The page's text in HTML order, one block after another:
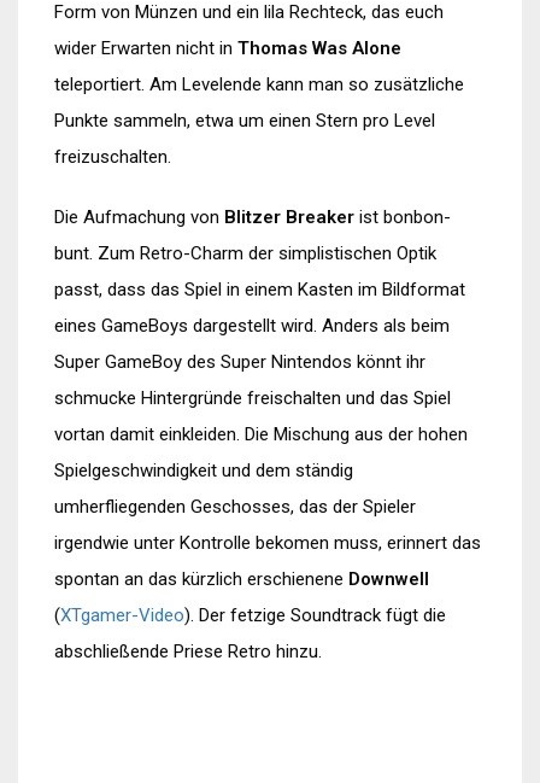
Form von Münzen und ein lila Rechteck, das euch
wider Erwarten nicht in Thomas Was Alone
teleportiert. Am Levelende kann man so zusätzliche
Punkte sammeln, etwa um einen Stern pro Level
freizuschalten.
Die Aufmachung von Blitzer Breaker ist bonbon-
bunt. Zum Retro-Charm der simplistischen Optik
passt, dass das Spiel in einem Kasten im Bildformat
eines GameBoys dargestellt wird. Anders als beim
Super GameBoy des Super Nintendos könnt ihr
schmucke Hintergründe freischalten und das Spiel
vortan damit einkleiden. Die Mischung aus der hohen
Spielgeschwindigkeit und dem ständig
umherfliegenden Geschosses, das der Spieler
irgendwie unter Kontrolle bekomen muss, erinnert das
spontan an das kürzlich erschienene Downwell
(XTgamer-Video). Der fetzige Soundtrack fügt die
abschließende Priese Retro hinzu.